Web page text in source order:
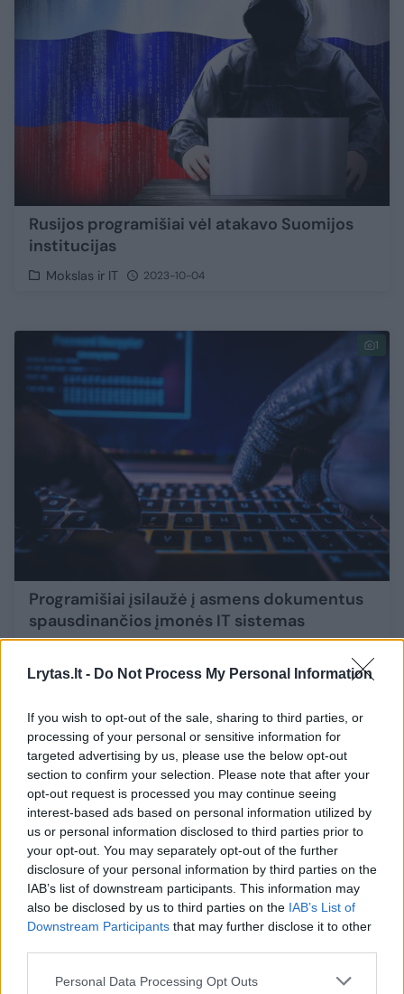
Lrytas.lt - Do Not Process My Personal Information
If you wish to opt-out of the sale, sharing to third parties, or
processing of your personal or sensitive information for
targeted advertising by us, please use the below opt-out
section to confirm your selection. Please note that after your
opt-out request is processed you may continue seeing
interest-based ads based on personal information utilized by
us or personal information disclosed to third parties prior to
your opt-out. You may separately opt-out of the further
disclosure of your personal information by third parties on the
IAB’s list of downstream participants. This information may
also be disclosed by us to third parties on the IAB’s List of
Downstream Participants that may further disclose it to other
Personal Data Processing Opt Outs
Rusijos programišiai vėl atakavo Suomijos
institucijas
Mokslas ir IT 2023-10-04
1
Programišiai įsilaužė į asmens dokumentus
spausdinančios įmonės IT sistemas
Rusai naudoja piratinę programinę įrangą,
kad įgytų prieigą prie ukrainiečių įrenginių